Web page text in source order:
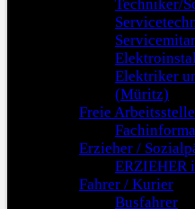
Techniker/
Elektriker
(Müritz)
Freie
Erzieher /
ERZIEHER
Fahrer / Kurier
Busfahrer